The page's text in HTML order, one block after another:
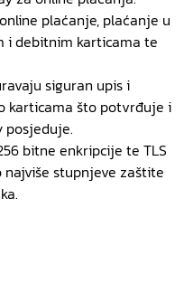
plaćanje, plaćanje u
i debitnim karticama te
siguran upis i
karticama što potvrđuje i
posjeduje.
bitne enkripcije te TLS
najviše stupnjeve zaštite